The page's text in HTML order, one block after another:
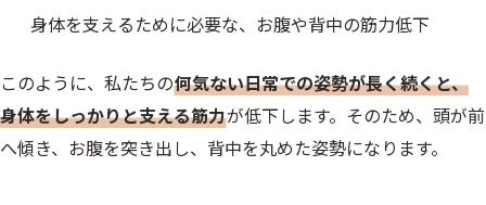
身体を支えるために必要な、お腹や背中の筋力低下
このように、私たちの何気ない日常での姿勢が長く続くと、
身体をしっかりと支える筋力が低下します。そのため、頭が前
へ傾き、お腹を突き出し、背中を丸めた姿勢になります。